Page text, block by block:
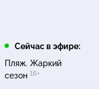
Сейчас в эфире:
Пляж. Жаркий
сезон 16+
17:00
Невский. Чужой среди
чужих 16+